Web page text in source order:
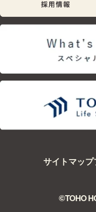
サイトマップ
©TOHO